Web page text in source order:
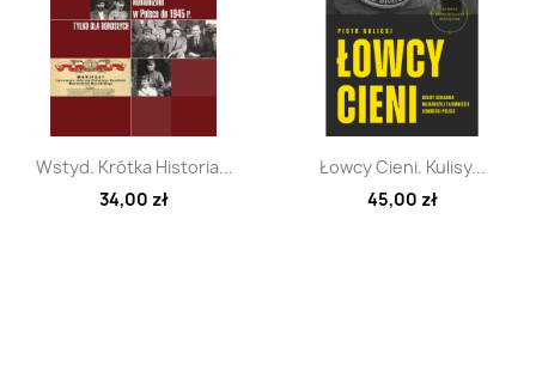
Szybki podgląd
Wstyd. Krótka Historia...
34,00 zł
Szybki podgląd
Łowcy Cieni. Kulisy...
45,00 zł